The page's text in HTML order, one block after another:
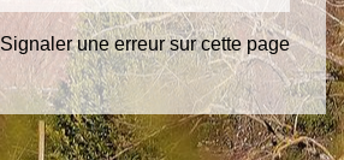
Signaler une erreur sur cette page